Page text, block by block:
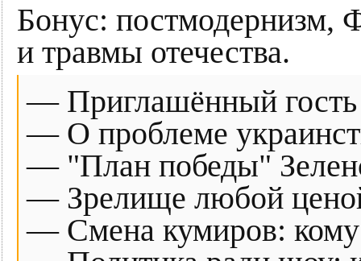
Бонус: постмодернизм,
и травмы отечества.
— Приглашённый
— О проблеме
— "План победы"
— Зрелище любой
— Смена кумиров: кому